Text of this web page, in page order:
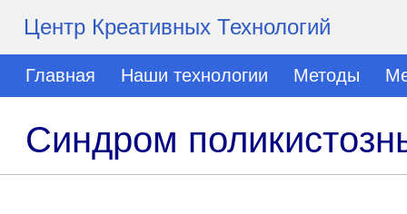
Центр Креативных Технологий
Главная Наши технологии Методы
Синдром